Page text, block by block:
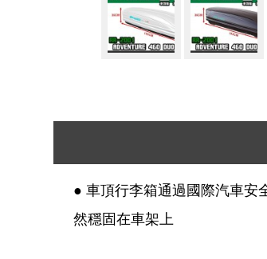
● 車頂行李箱通過國際汽車安
然穩固在車架上